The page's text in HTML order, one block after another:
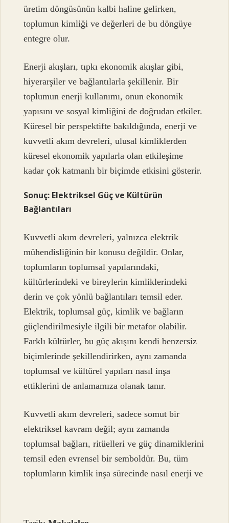
üretim döngüsünün kalbi haline gelirken,
toplumun kimliği ve değerleri de bu döngüye
entegre olur.
Enerji akışları, tıpkı ekonomik akışlar gibi,
hiyerarşiler ve bağlantılarla şekillenir. Bir
toplumun enerji kullanımı, onun ekonomik
yapısını ve sosyal kimliğini de doğrudan etkiler.
Küresel bir perspektifte bakıldığında, enerji ve
kuvvetli akım devreleri, ulusal kimliklerden
küresel ekonomik yapılarla olan etkileşime
kadar çok katmanlı bir biçimde etkisini gösterir.
Sonuç: Elektriksel Güç ve Kültürün
Bağlantıları
Kuvvetli akım devreleri, yalnızca elektrik
mühendisliğinin bir konusu değildir. Onlar,
toplumların toplumsal yapılarındaki,
kültürlerindeki ve bireylerin kimliklerindeki
derin ve çok yönlü bağlantıları temsil eder.
Elektrik, toplumsal güç, kimlik ve bağların
güçlendirilmesiyle ilgili bir metafor olabilir.
Farklı kültürler, bu güç akışını kendi benzersiz
biçimlerinde şekillendirirken, aynı zamanda
toplumsal ve kültürel yapıları nasıl inşa
ettiklerini de anlamamıza olanak tanır.
Kuvvetli akım devreleri, sadece somut bir
elektriksel kavram değil; aynı zamanda
toplumsal bağları, ritüelleri ve güç dinamiklerini
temsil eden evrensel bir semboldür. Bu, tüm
toplumların kimlik inşa sürecinde nasıl enerji ve